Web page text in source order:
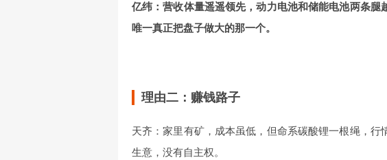
亿纬：营收体量遥遥领先，动力电池和储能电池两条腿
唯一真正把盘子做大的那一个。
理由二：赚钱路子
天齐：家里有矿，成本虽低，但命系碳酸锂一根绳，
生意，没有自主权。